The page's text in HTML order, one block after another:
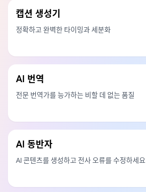
캡션 생성기
정확하고 완벽한 타이밍과 세분화
AI 번역
전문 번역가를 능가하는 비할 데 없는 품질
AI 동반자
AI 콘텐츠를 생성하고 전사 오류를 수정하세요